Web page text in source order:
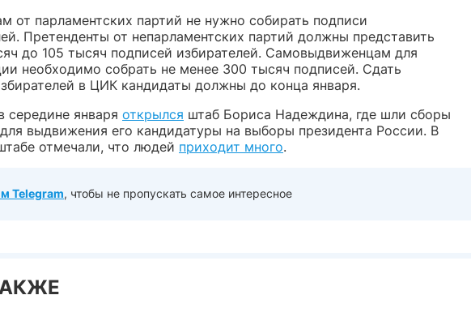
от парламентских партий не нужно собирать подписи
Претенденты от непарламентских партий должны представить
до 105 тысяч подписей избирателей. Самовыдвиженцам для
необходимо собрать не менее 300 тысяч подписей. Сдать
в ЦИК кандидаты должны до конца января.
середине января открылся штаб Бориса Надеждина, где шли сборы
выдвижения его кандидатуры на выборы президента России. В
отмечали, что людей приходит много.
Telegram, чтобы не пропускать самое интересное